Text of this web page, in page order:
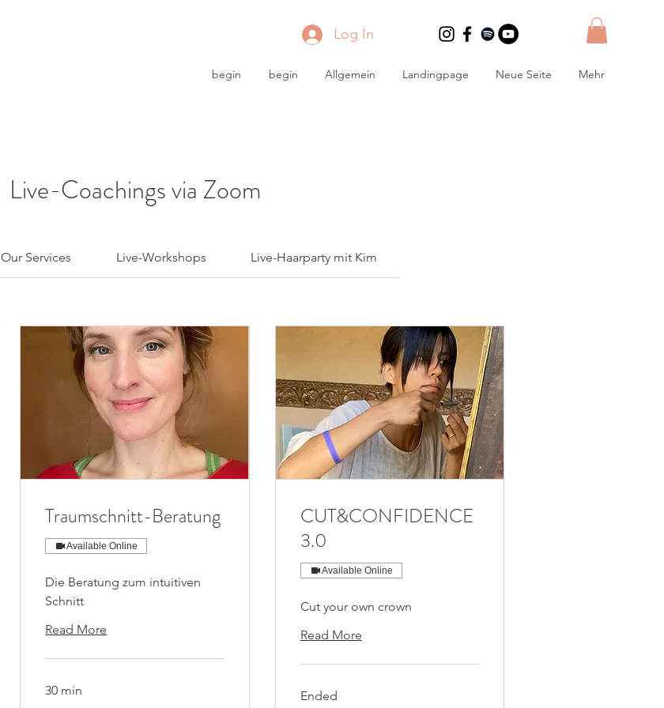
Log In
begin begin Allgemein Landingpage Neue Seite Mehr
Live-Coachings via Zoom
Our Services Live-Workshops Live-Haarparty mit Kim
Traumschnitt-Beratung
Available Online
Die Beratung zum intuitiven
Schnitt
Read More
30 min
CUT&CONFIDENCE
3.0
Available Online
Cut your own crown
Read More
Ended